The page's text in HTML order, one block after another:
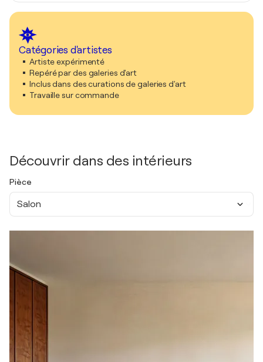
Catégories d'artistes
Artiste expérimenté
Repéré par des galeries d'art
Inclus dans des curations de galeries d'art
Travaille sur commande
Découvrir dans des intérieurs
Pièce
Salon